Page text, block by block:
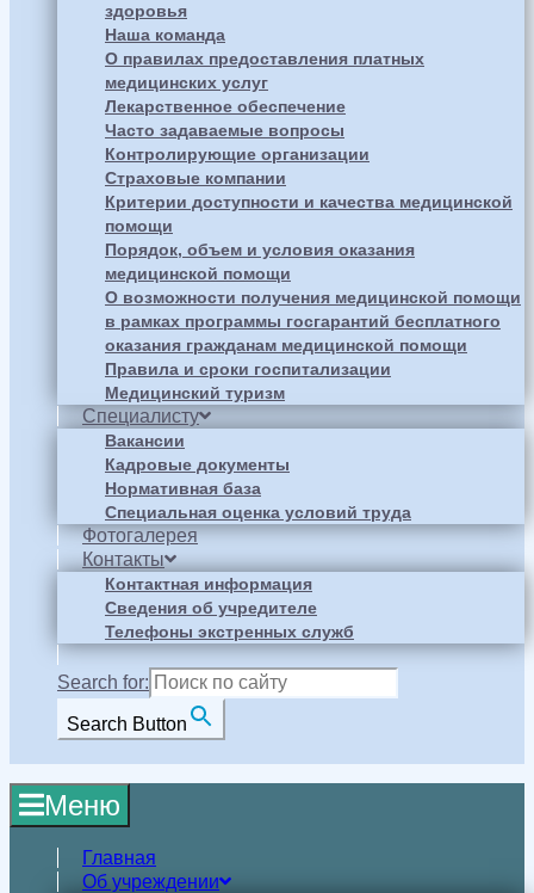
здоровья
Наша команда
О правилах предоставления платных
медицинских услуг
Лекарственное обеспечение
Часто задаваемые вопросы
Контролирующие организации
Страховые компании
Критерии доступности и качества медицинской
помощи
Порядок, объем и условия оказания
медицинской помощи
О возможности получения медицинской помощи
в рамках программы госгарантий бесплатного
оказания гражданам медицинской помощи
Правила и сроки госпитализации
Медицинский туризм
Специалисту
Вакансии
Кадровые документы
Нормативная база
Специальная оценка условий труда
Фотогалерея
Контакты
Контактная информация
Сведения об учредителе
Телефоны экстренных служб
Search for:
Search Button
Меню
Главная
Об учреждении